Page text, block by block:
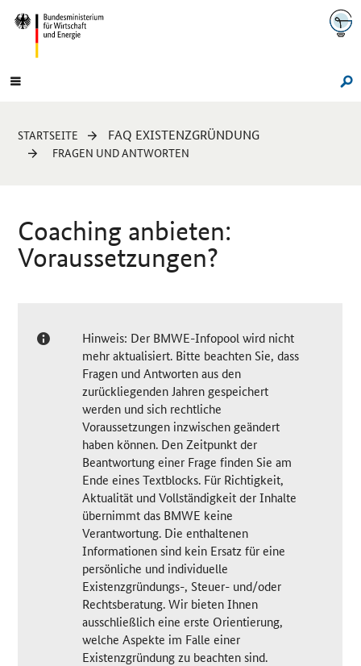
Navigation
Hauptmenü
Sie
sind
STARTSEITE FAQ EXISTENZGRÜNDUNG
FRAGEN UND ANTWORTEN
Coaching anbieten:
Voraussetzungen?
Hinweis: Der BMWE-Infopool wird nicht
mehr aktualisiert. Bitte beachten Sie, dass
Fragen und Antworten aus den
zurückliegenden Jahren gespeichert
werden und sich rechtliche
Voraussetzungen inzwischen geändert
haben können. Den Zeitpunkt der
Beantwortung einer Frage finden Sie am
Ende eines Textblocks. Für Richtigkeit,
Aktualität und Vollständigkeit der Inhalte
übernimmt das BMWE keine
Verantwortung. Die enthaltenen
Informationen sind kein Ersatz für eine
persönliche und individuelle
Existenzgründungs-, Steuer- und/oder
Rechtsberatung. Wir bieten Ihnen
ausschließlich eine erste Orientierung,
welche Aspekte im Falle einer
Existenzgründung zu beachten sind.